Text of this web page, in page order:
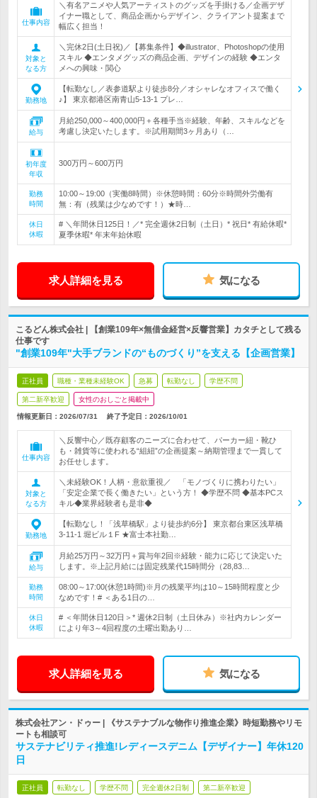
仕事内容
＼有名アニメや人気アーティストのグッズを手掛ける／企画デザ
イナー職として、商品企画からデザイン、クライアント提案まで
幅広く担当！
対象と
なる方
＼完休2日(土日祝)／【募集条件】◆illustrator、Photoshopの使用
スキル ◆エンタメグッズの商品企画、デザインの経験 ◆エンタ
メへの興味・関心
勤務地
【転勤なし／表参道駅より徒歩8分／オシャレなオフィスで働く
♪】 東京都港区南青山5-13-1 プレ…
給与
月給250,000～400,000円＋各種手当※経験、年齢、スキルなどを
考慮し決定いたします。※試用期間3ヶ月あり（…
初年度
年収
300万円～600万円
勤務
時間
10:00～19:00（実働8時間）※休憩時間：60分※時間外労働有
無：有（残業は少なめです！）★時…
休日
休暇
# ＼年間休日125日！／* 完全週休2日制（土日）* 祝日* 有給休暇*
夏季休暇* 年末年始休暇
求人詳細を見る 気になる
こるどん株式会社 | 【創業109年×無借金経営×反響営業】カタチとして残る
仕事です
"創業109年"大手ブランドの“ものづくり”を支える【企画営業】
正社員 職種・業種未経験OK 急募 転勤なし 学歴不問
第二新卒歓迎 女性のおしごと掲載中
情報更新日：2026/07/31 終了予定日： 2026/10/01
仕事内容
＼反響中心／既存顧客のニーズに合わせて、パーカー紐・靴ひ
も・雑貨等に使われる“組紐”の企画提案～納期管理まで一貫して
お任せします。
対象と
なる方
＼未経験OK！人柄・意欲重視／ 「モノづくりに携わりたい」
「安定企業で長く働きたい」という方！ ◆学歴不問 ◆基本PCス
キル◆業界経験者も是非◆
勤務地
【転勤なし！「浅草橋駅」より徒歩約6分】 東京都台東区浅草橋
3-11-1 堀ビル１F ★富士本社勤…
給与
月給25万円～32万円＋賞与年2回※経験・能力に応じて決定いた
します。※上記月給には固定残業代15時間分（28,83…
勤務
時間
08:00～17:00(休憩1時間)※月の残業平均は10～15時間程度と少
なめです！# ＜ある1日の…
休日
休暇
# ＜年間休日120日＞* 週休2日制（土日休み）※社内カレンダー
により年3～4回程度の土曜出勤あり…
求人詳細を見る 気になる
株式会社アン・ドゥー | 《サステナブルな物作り推進企業》時短勤務やリモ
ートも相談可
サステナビリティ推進!レディースデニム【デザイナー】年休120
日
正社員 転勤なし 学歴不問 完全週休2日制 第二新卒歓迎